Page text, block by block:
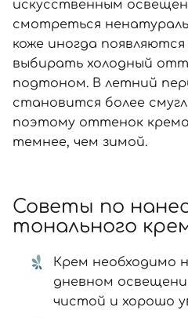
искусственным
смотреться
коже иногда
выбирать холодный
подтоном. В летний
становится более
поэтому оттенок
темнее, чем зимой.
Советы по
тонального
Крем необходимо
дневном
чистой и хорошо